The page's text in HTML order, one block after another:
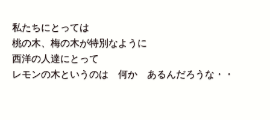
私たちにとっては
桃の木、梅の木が特別なように
西洋の人達にとって
レモンの木というのは 何か あるんだろうな・・